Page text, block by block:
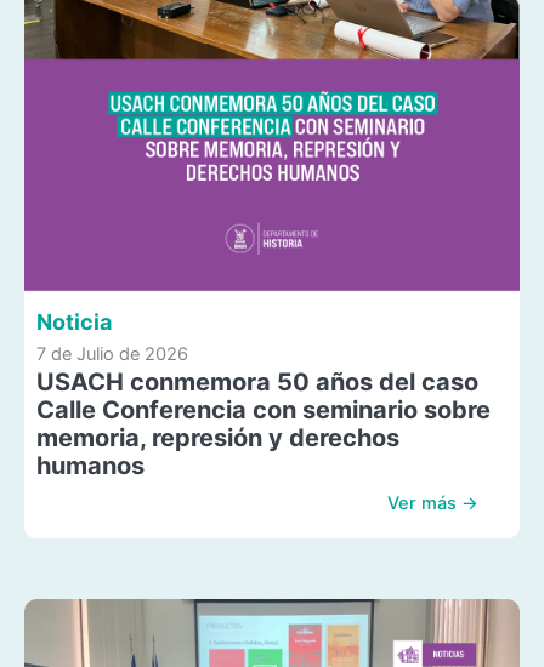
Noticia
7 de Julio de 2026
USACH conmemora 50 años del caso
Calle Conferencia con seminario sobre
memoria, represión y derechos
humanos
Ver más →